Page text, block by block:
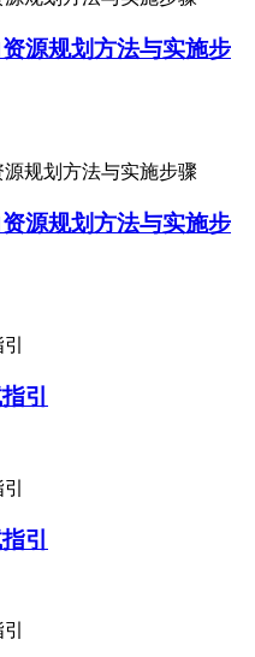
源规划方法与实施步
源规划方法与实施步
引
引